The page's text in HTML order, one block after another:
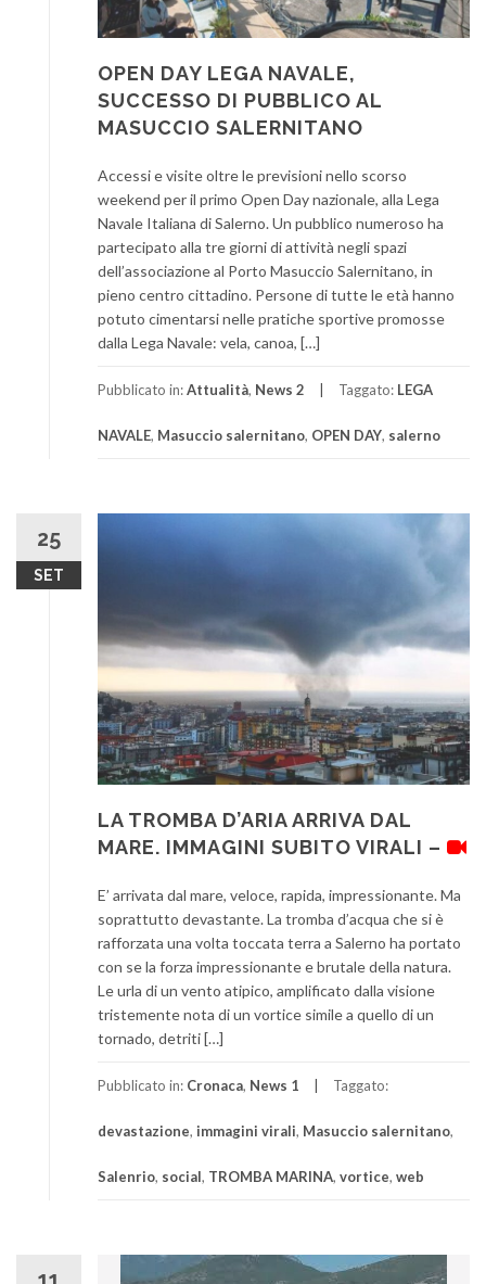
OPEN DAY LEGA NAVALE,
SUCCESSO DI PUBBLICO AL
MASUCCIO SALERNITANO
Accessi e visite oltre le previsioni nello scorso
weekend per il primo Open Day nazionale, alla Lega
Navale Italiana di Salerno. Un pubblico numeroso ha
partecipato alla tre giorni di attività negli spazi
dell’associazione al Porto Masuccio Salernitano, in
pieno centro cittadino. Persone di tutte le età hanno
potuto cimentarsi nelle pratiche sportive promosse
dalla Lega Navale: vela, canoa, […]
Pubblicato in:Attualità, News 2 Taggato: LEGA
NAVALE, Masuccio salernitano, OPEN DAY, salerno
25
SET
LA TROMBA D’ARIA ARRIVA DAL
MARE. IMMAGINI SUBITO VIRALI –
E’ arrivata dal mare, veloce, rapida, impressionante. Ma
soprattutto devastante. La tromba d’acqua che si è
rafforzata una volta toccata terra a Salerno ha portato
con se la forza impressionante e brutale della natura.
Le urla di un vento atipico, amplificato dalla visione
tristemente nota di un vortice simile a quello di un
tornado, detriti […]
Pubblicato in: Cronaca, News 1 Taggato:
devastazione, immagini virali, Masuccio salernitano,
Salenrio, social, TROMBA MARINA, vortice, web